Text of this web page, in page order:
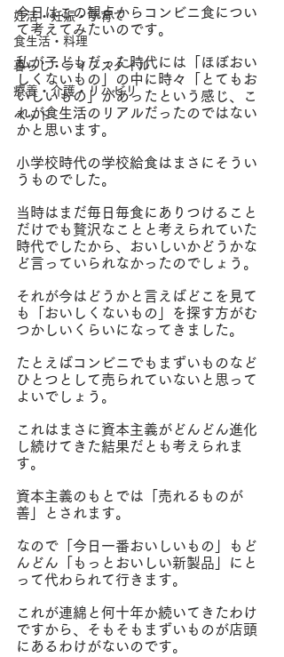
妊活・妊娠・子育て
食生活・料理
暮らし・ライフスタイル
療養・介護・リハビリ
ペット
今日はこの観点からコンビニ食につい
て考えてみたいのです。
私が子どもだった時代には「ほぼおい
しくないもの」の中に時々「とてもお
いしいもの」があったという感じ、こ
れが食生活のリアルだったのではない
かと思います。
小学校時代の学校給食はまさにそうい
うものでした。
当時はまだ毎日毎食にありつけること
だけでも贅沢なことと考えられていた
時代でしたから、おいしいかどうかな
ど言っていられなかったのでしょう。
それが今はどうかと言えばどこを見て
も「おいしくないもの」を探す方がむ
つかしいくらいになってきました。
たとえばコンビニでもまずいものなど
ひとつとして売られていないと思って
よいでしょう。
これはまさに資本主義がどんどん進化
し続けてきた結果だとも考えられま
す。
資本主義のもとでは「売れるものが
善」とされます。
なので「今日一番おいしいもの」もど
んどん「もっとおいしい新製品」にと
って代わられて行きます。
これが連綿と何十年か続いてきたわけ
ですから、そもそもまずいものが店頭
にあるわけがないのです。